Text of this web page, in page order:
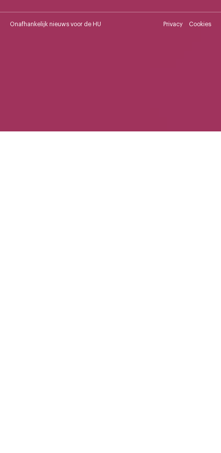
Onafhankelijk nieuws voor de HU Privacy Cookies